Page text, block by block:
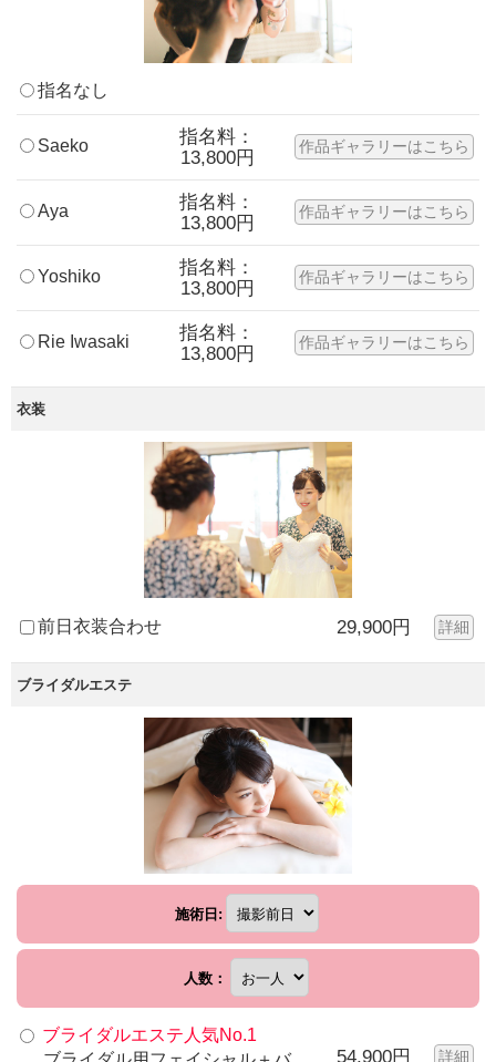
指名なし
Saeko
指名料：
13,800円
作品ギャラリーはこちら
Aya
指名料：
13,800円
作品ギャラリーはこちら
Yoshiko
指名料：
13,800円
作品ギャラリーはこちら
Rie Iwasaki
指名料：
13,800円
作品ギャラリーはこちら
衣装
前日衣装合わせ 29,900円 詳細
ブライダルエステ
施術日:
人数：
ブライダルエステ人気No.1
54,900円 詳細